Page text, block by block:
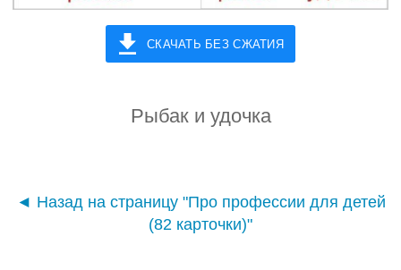
СКАЧАТЬ БЕЗ СЖАТИЯ
Рыбак и удочка
◄ Назад на страницу "Про профессии для детей
(82 карточки)"